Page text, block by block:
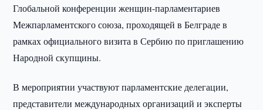
Глобальной конференции женщин-парламентариев
Межпарламентского союза, проходящей в Белграде в
рамках официального визита в Сербию по приглашению
Народной скупщины.
В мероприятии участвуют парламентские делегации,
представители международных организаций и эксперты